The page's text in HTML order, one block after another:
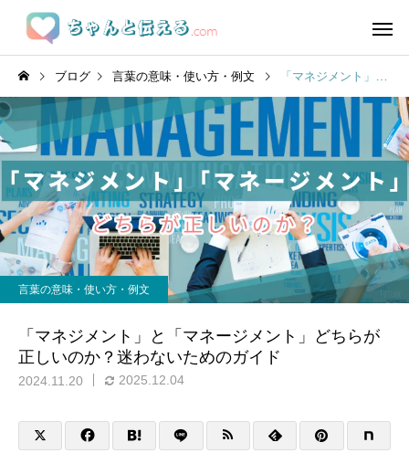
ブログ 言葉の意味・使い方・例文 「マネジメント」と「マネージメント」どちらが正しいのか？迷わないためのガイド
言葉の意味・使い方・例文
「マネジメント」と「マネージメント」どちらが
正しいのか？迷わないためのガイド
2024.11.20 2025.12.04